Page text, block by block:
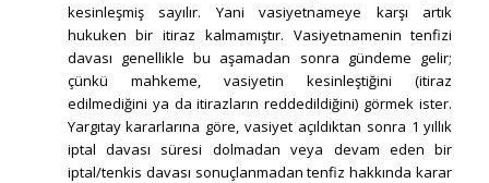
kesinleşmiş sayılır. Yani vasiyetnameye karşı artık
hukuken bir itiraz kalmamıştır. Vasiyetnamenin tenfizi
davası genellikle bu aşamadan sonra gündeme gelir;
çünkü mahkeme, vasiyetin kesinleştiğini (itiraz
edilmediğini ya da itirazların reddedildiğini) görmek ister.
Yargıtay kararlarına göre, vasiyet açıldıktan sonra 1 yıllık
iptal davası süresi dolmadan veya devam eden bir
iptal/tenkis davası sonuçlanmadan tenfiz hakkında karar